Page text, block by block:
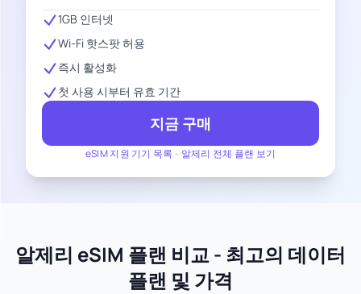
eSIM 지원 기기 목록 - 알제리 전체 플랜 보기
1GB 인터넷
Wi-Fi 핫스팟 허용
즉시 활성화
첫 사용 시부터 유효 기간
지금 구매
알제리 eSIM 플랜 비교 - 최고의 데이터
플랜 및 가격